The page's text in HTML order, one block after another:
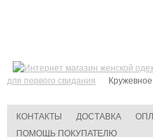
для первого свидания
КОНТАКТЫ ДОСТАВКА
ПОМОЩЬ ПОКУПАТЕЛЮ